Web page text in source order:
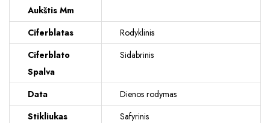
Aukštis Mm
Ciferblatas
Rodyklinis
Ciferblato
Spalva
Sidabrinis
Data
Dienos rodymas
Stikliukas
Safyrinis